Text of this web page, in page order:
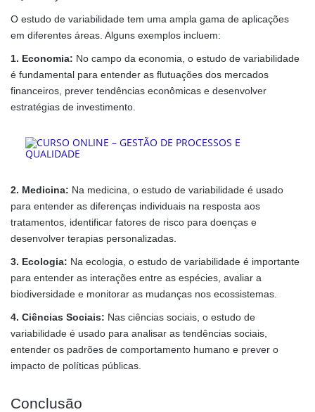
O estudo de variabilidade tem uma ampla gama de aplicações
em diferentes áreas. Alguns exemplos incluem:
1. Economia: No campo da economia, o estudo de variabilidade
é fundamental para entender as flutuações dos mercados
financeiros, prever tendências econômicas e desenvolver
estratégias de investimento.
2. Medicina: Na medicina, o estudo de variabilidade é usado
para entender as diferenças individuais na resposta aos
tratamentos, identificar fatores de risco para doenças e
desenvolver terapias personalizadas.
3. Ecologia: Na ecologia, o estudo de variabilidade é importante
para entender as interações entre as espécies, avaliar a
biodiversidade e monitorar as mudanças nos ecossistemas.
4. Ciências Sociais: Nas ciências sociais, o estudo de
variabilidade é usado para analisar as tendências sociais,
entender os padrões de comportamento humano e prever o
impacto de políticas públicas.
Conclusão